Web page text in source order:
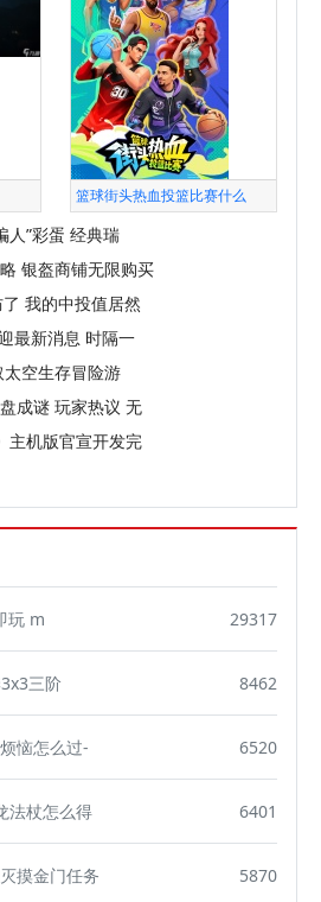
篮球街头热血投篮比赛什么
人”彩蛋 经典瑞
银盔商铺无限购买
我的中投值居然
最新消息 时隔一
空生存冒险游
成谜 玩家热议 无
主机版官宣开发完
玩 m 29317
三阶 8462
恼怎么过- 6520
法杖怎么得 6401
摸金门任务 5870